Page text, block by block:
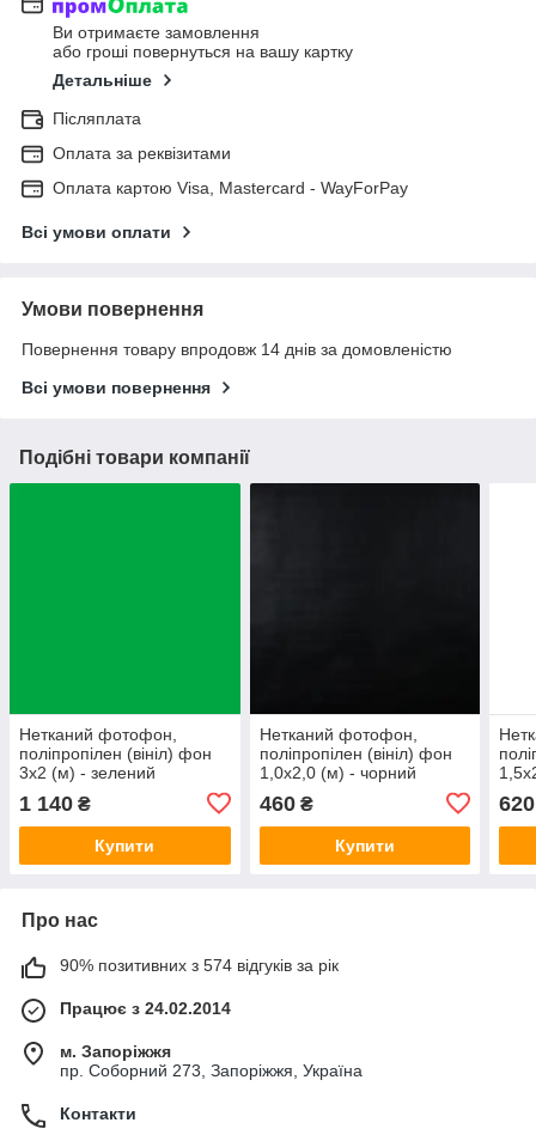
Ви отримаєте замовлення
або гроші повернуться на вашу картку
Детальніше
Післяплата
Оплата за реквізитами
Оплата картою Visa, Mastercard - WayForPay
Всі умови оплати
Умови повернення
Повернення товару впродовж 14 днів за домовленістю
Всі умови повернення
Подібні товари компанії
Нетканий фотофон,
поліпропілен (вініл) фон
3х2 (м) - зелений
1 140 ₴
Купити
Нетканий фотофон,
поліпропілен (вініл) фон
1,0х2,0 (м) - чорний
460₴
Купити
620
Про нас
90% позитивних з 574 відгуків за рік
Працює з 24.02.2014
м. Запоріжжя
пр. Соборний 273, Запоріжжя, Україна
Контакти